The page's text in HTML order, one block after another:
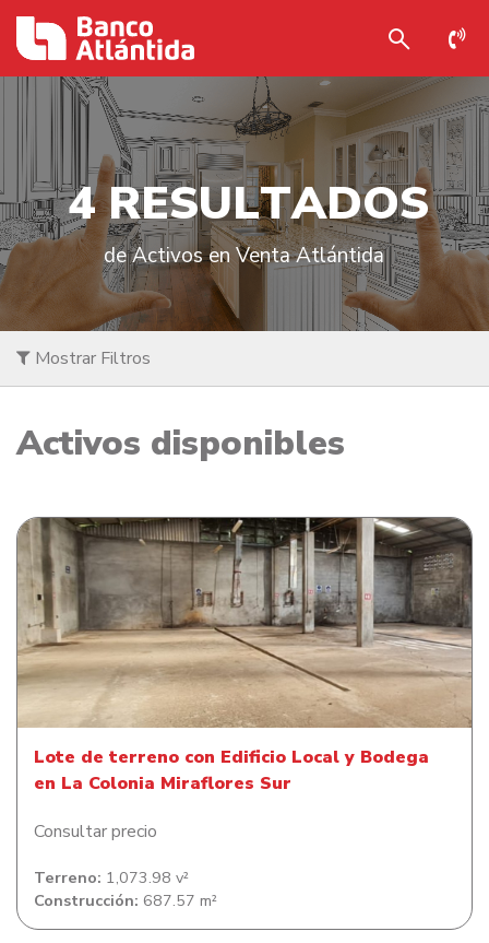
4 RESULTADOS
de Activos en Venta Atlántida
Mostrar Filtros
Activos disponibles
Lote de terreno con Edificio Local y Bodega en La
Colonia Miraflores Sur
Lote de terreno con Edificio Local y Bodega
en La Colonia Miraflores Sur
Consultar precio
Terreno: 1,073.98 v²
Construcción: 687.57 m²